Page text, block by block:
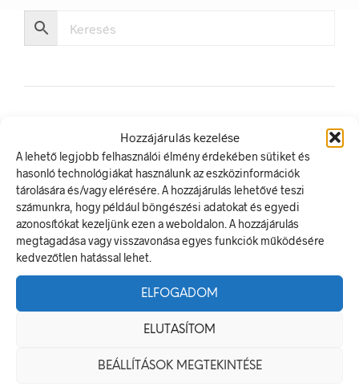
Hozzájárulás kezelése
A lehető legjobb felhasználói élmény érdekében sütiket és
hasonló technológiákat használunk az eszközinformációk
tárolására és/vagy elérésére. A hozzájárulás lehetővé teszi
számunkra, hogy például böngészési adatokat és egyedi
azonosítókat kezeljünk ezen a weboldalon. A hozzájárulás
megtagadása vagy visszavonása egyes funkciók működésére
kedvezőtlen hatással lehet.
ELFOGADOM
ELUTASÍTOM
BEÁLLÍTÁSOK MEGTEKINTÉSE
LEGUTÓBBI BEJEGYZÉSEK
Munkavédelmi Táblák És Biztonsági Jelzések – Miért
Nélkülözhetetlenek A Munkahelyen?
Jól Láthatósági Mellény: Miért Fontos, Hogyan Válaszd Ki,
És Hogyan Teheted Egyedivé?
Céges Logóval Ellátott Pólók: Az Identitás És Csapatszellem
A Biztonságos Hulladékgazdálkodás: A Hulladékgyűjtő
Jelek Fontossága
Ellenőrzés És Tudatosság Fontossága